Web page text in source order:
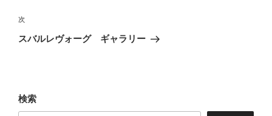
ビ
ゲ
ン
稿
次
の
次
スバルレヴォーグ ギャラリー
検索